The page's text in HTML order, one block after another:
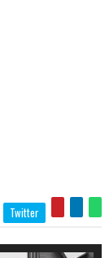
Twitter